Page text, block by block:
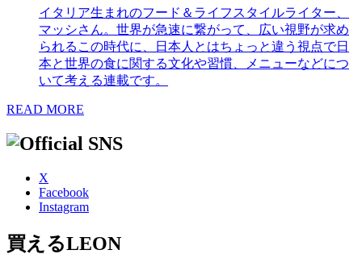
イタリア生まれのフード＆ライフスタイルライター、
マッシさん。世界が急速に繋がって、広い視野が求め
られるこの時代に、日本人とはちょっと違う視点で日
本と世界の食に関する文化や習慣、メニューなどにつ
いて考える連載です。
READ MORE
X
Facebook
Instagram
買えるLEON